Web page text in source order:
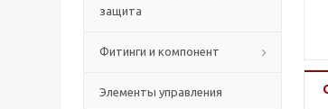
защита
Фитинги и компонент
Элементы управления